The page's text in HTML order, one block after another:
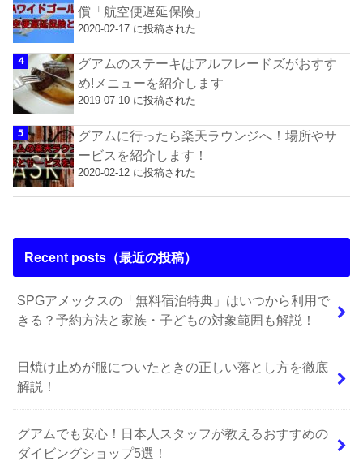
償「航空便遅延保険」
2020-02-17 に投稿された
グアムのステーキはアルフレードズがおすす
め!メニューを紹介します
2019-07-10 に投稿された
グアムに行ったら楽天ラウンジへ！場所やサ
ービスを紹介します！
2020-02-12 に投稿された
Recent posts（最近の投稿）
SPGアメックスの「無料宿泊特典」はいつから利用で
きる？予約方法と家族・子どもの対象範囲も解説！
日焼け止めが服についたときの正しい落とし方を徹底
解説！
グアムでも安心！日本人スタッフが教えるおすすめの
ダイビングショップ5選！